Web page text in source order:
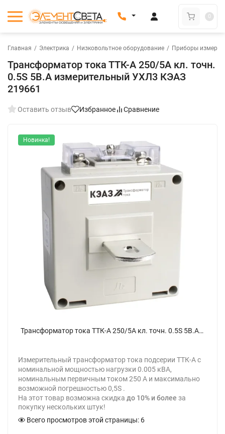
0
Главная / Электрика / Низковольтное оборудование / Приборы
Трансформатор тока ТТК-А 250/5А кл. точн.
0.5S 5В.А измерительный УХЛ3 КЭАЗ
219661
Оставить отзыв Избранное Сравнение
Новинка!
Трансформатор тока ТТК-А 250/5А кл. точн. 0.5S 5В.А измерительный УХЛ3 КЭАЗ 219661 - фото
Измерительный трансформатор тока подсерии ТТК-А с
номинальной мощностью нагрузки 0.005 кВА,
номинальным первичным током 250 А и максимально
возможной погрешностью 0,5S .
На этот товар возможна скидка до 10% и более за
покупку нескольких штук!
Всего просмотров этой страницы: 6